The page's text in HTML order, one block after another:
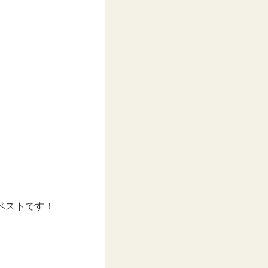
トです！